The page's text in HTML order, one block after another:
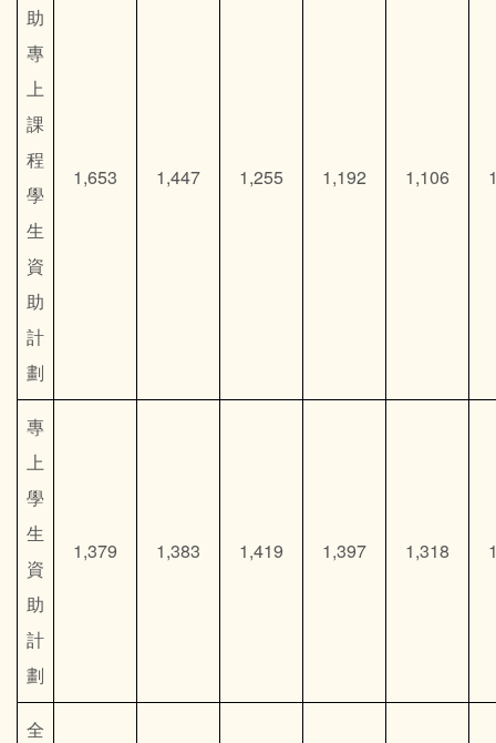
助
專
上
課
程
學
生
資
助
計
劃
1,653 1,447 1,255 1,192 1,106
專
上
學
生
資
助
計
劃
1,379 1,383 1,419 1,397 1,318
全